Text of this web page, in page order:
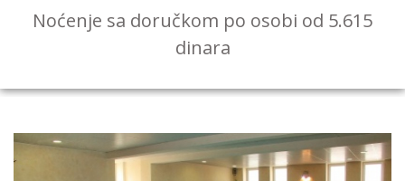
Noćenje sa doručkom po osobi od 5.615
dinara